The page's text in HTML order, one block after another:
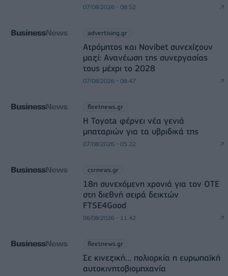
07/08/2026 - 08:52
advertising.gr
Ατρόμητος και Novibet συνεχίζουν
μαζί: Ανανέωση της συνεργασίας
τους μέχρι το 2028
07/08/2026 - 08:47
fleetnews.gr
Η Toyota φέρνει νέα γενιά
μπαταριών για τα υβριδικά της
07/08/2026 - 05:22
csrnews.gr
18η συνεχόμενη χρονιά για τον ΟΤΕ
στη διεθνή σειρά δεικτών
FTSE4Good
06/08/2026 - 11:42
fleetnews.gr
Σε κινεζική… πολιορκία η ευρωπαϊκή
αυτοκινητοβιομηχανία